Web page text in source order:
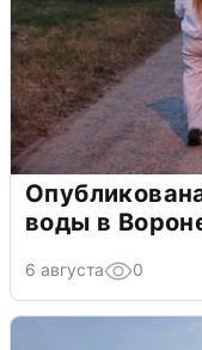
воды в
6 августа 0